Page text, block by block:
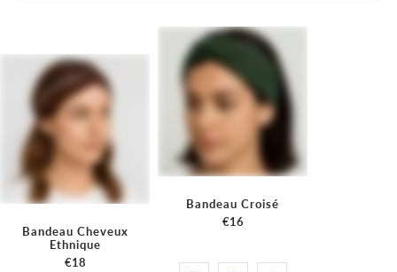
Bandeau Cheveux
Ethnique
€18
Bandeau Croisé
€16